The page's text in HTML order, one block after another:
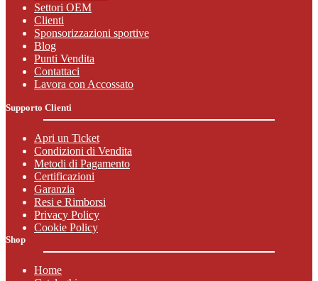
Settori OEM
Clienti
Sponsorizzazioni sportive
Blog
Punti Vendita
Contattaci
Lavora con Accossato
Supporto Clienti
Apri un Ticket
Condizioni di Vendita
Metodi di Pagamento
Certificazioni
Garanzia
Resi e Rimborsi
Privacy Policy
Cookie Policy
Shop
Home